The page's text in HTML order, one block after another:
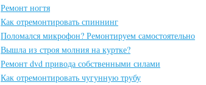
Ремонт ногтя
Как отремонтировать спиннинг
Поломался микрофон? Ремонтируем самостоятельно
Вышла из строя молния на куртке?
Ремонт dvd привода собственными силами
Как отремонтировать чугунную трубу